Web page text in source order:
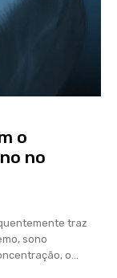
o
no
traz
sono
o...